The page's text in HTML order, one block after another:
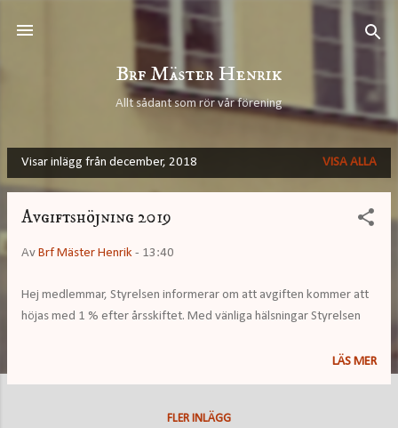
Fortsätt till huvudinnehåll
Brf Mäster Henrik
Allt sådant som rör vår förening
I
Visar inlägg från december, 2018 VISA ALLA
Avgiftshöjning 2019
Av Brf Mäster Henrik - 13:40
Hej medlemmar, Styrelsen informerar om att avgiften kommer att
höjas med 1 % efter årsskiftet. Med vänliga hälsningar Styrelsen
LÄS MER
FLER INLÄGG